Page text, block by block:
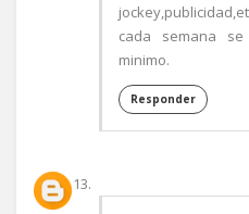
cada semana
minimo.
Responder